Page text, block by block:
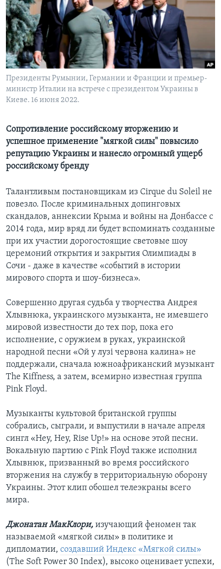
Learning English
СОЦИАЛЬНЫЕ СЕТИ
Языки
Президенты Румынии, Германии и Франции и премьер-
министр Италии на встрече с президентом Украины в
Киеве. 16 июня 2022.
Сопротивление российскому вторжению и
успешное применение "мягкой силы" повысило
репутацию Украины и нанесло огромный ущерб
российскому бренду
Талантливым постановщикам из Сirque du Soleil не
повезло. После криминальных допинговых
скандалов, аннексии Крыма и войны на Донбассе с
2014 года, мир вряд ли будет вспоминать созданные
при их участии дорогостоящие световые шоу
церемоний открытия и закрытия Олимпиады в
Сочи - даже в качестве «событий в истории
мирового спорта и шоу-бизнеса».
Совершенно другая судьба у творчества Андрея
Хлывнюка, украинского музыканта, не имевшего
мировой известности до тех пор, пока его
исполнение, с оружием в руках, украинской
народной песни «Ой у лузі червона калина» не
поддержали, сначала южноафриканский музыкант
The Kiffness, а затем, всемирно известная группа
Pink Floyd.
Музыканты культовой британской группы
собрались, сыграли, и выпустили в начале апреля
сингл «Hey, Hey, Rise Up!» на основе этой песни.
Вокальную партию с Pink Floyd также исполнил
Хлывнюк, призванный во время российского
вторжения на службу в территориальную оборону
Украины. Этот клип обошел телеэкраны всего
мира.
Джонатан МакКлори, изучающий феномен так
называемой «мягкой силы» в политике и
дипломатии, создавший Индекс «Мягкой силы»
(The Soft Power 30 Index), высоко оценивает успехи,